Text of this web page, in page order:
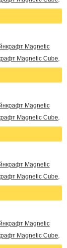
Magnetic Cube,
Magnetic Cube,
Magnetic Cube,
Magnetic Cube,